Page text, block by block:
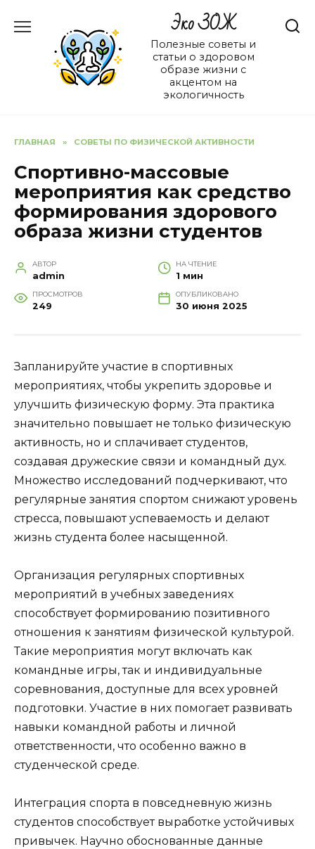
содержанию
Эко ЗОЖ
Полезные советы и
статьи о здоровом
образе жизни с
акцентом на
экологичность
ГЛАВНАЯ » СОВЕТЫ ПО ФИЗИЧЕСКОЙ АКТИВНОСТИ
Спортивно-массовые
мероприятия как средство
формирования здорового
образа жизни студентов
АВТОР
admin
НА ЧТЕНИЕ
1 мин
ПРОСМОТРОВ
249
ОПУБЛИКОВАНО
30 июня 2025
Запланируйте участие в спортивных
мероприятиях, чтобы укрепить здоровье и
улучшить физическую форму. Эта практика
значительно повышает не только физическую
активность, но и сплачивает студентов,
создавая дружеские связи и командный дух.
Множество исследований подчеркивают, что
регулярные занятия спортом снижают уровень
стресса, повышают успеваемость и делают
жизнь студента более насыщенной.
Организация регулярных спортивных
мероприятий в учебных заведениях
способствует формированию позитивного
отношения к занятиям физической культурой.
Такие мероприятия могут включать как
командные игры, так и индивидуальные
соревнования, доступные для всех уровней
подготовки. Участие в них помогает развивать
навыки командной работы и личной
ответственности, что особенно важно в
студенческой среде.
Интеграция спорта в повседневную жизнь
студентов способствует выработке устойчивых
привычек. Научно обоснованные данные